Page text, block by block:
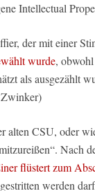
Intellectual
der mit einer
wurde,
als ausgezählt
alten CSU, oder
Nach
flüstert zum
werden